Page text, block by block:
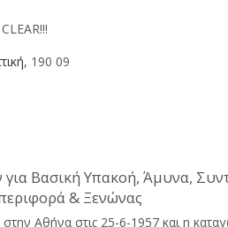
, 190 09
Βασική Υπακοή, Άμυνα,
& Ξενώνας
Αθήνα στις 25-6-1957 και η